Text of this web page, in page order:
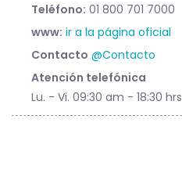
Teléfono: 01 800 701 7000
www: ir a la página oficial
Contacto @Contacto
Atención telefónica
Lu. - Vi. 09:30 am - 18:30 hrs